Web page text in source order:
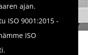
ajan.
ISO 9001:2015 -
ISO